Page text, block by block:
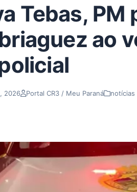
Tebas,
ao
2026 Portal CR3 / Meu Paraná notícias